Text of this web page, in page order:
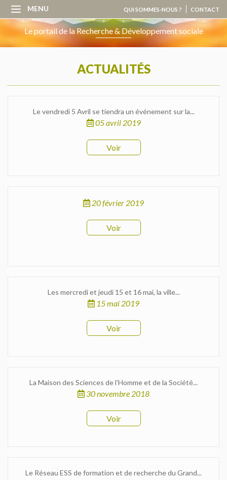
MENU QUI SOMMES-NOUS ? CONTACT
Le portail de la Recherche & Développement sociale
ACTUALITÉS
Le vendredi 5 Avril se tiendra un événement sur la...
05 avril 2019
Voir
20 février 2019
Voir
Les mercredi et jeudi 15 et 16 mai, la ville...
15 mai 2019
Voir
La Maison des Sciences de l'Homme et de la Société...
30 novembre 2018
Voir
Le Réseau ESS de formation et de recherche du Grand...